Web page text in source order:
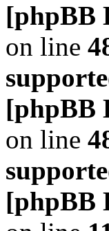
[phpBB
on line
[phpBB
on line
[phpBB